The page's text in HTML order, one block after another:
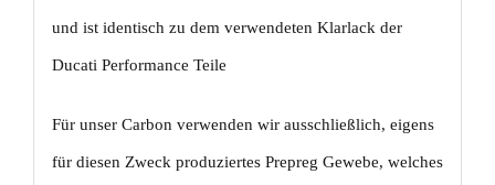
und ist identisch zu dem verwendeten Klarlack der
Ducati Performance Teile
Für unser Carbon verwenden wir ausschließlich, eigens
für diesen Zweck produziertes Prepreg Gewebe, welches